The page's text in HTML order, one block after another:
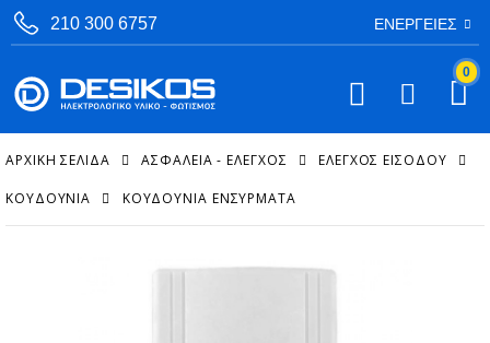
210 300 6757 ΕΝΈΡΓΕΙΕΣ
0
ΑΡΧΙΚΉ ΣΕΛΊΔΑ ΑΣΦΑΛΕΙΑ - ΕΛΕΓΧΟΣ ΈΛΕΓΧΟΣ ΕΙΣΌΔΟΥ
ΚΟΥΔΟΎΝΙΑ ΚΟΥΔΟΎΝΙΑ ΕΝΣΎΡΜΑΤΑ